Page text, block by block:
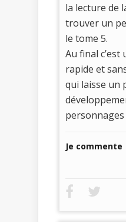
la lecture de
trouver un
le tome 5.
Au final c’est
rapide et
qui laisse un
Je commente